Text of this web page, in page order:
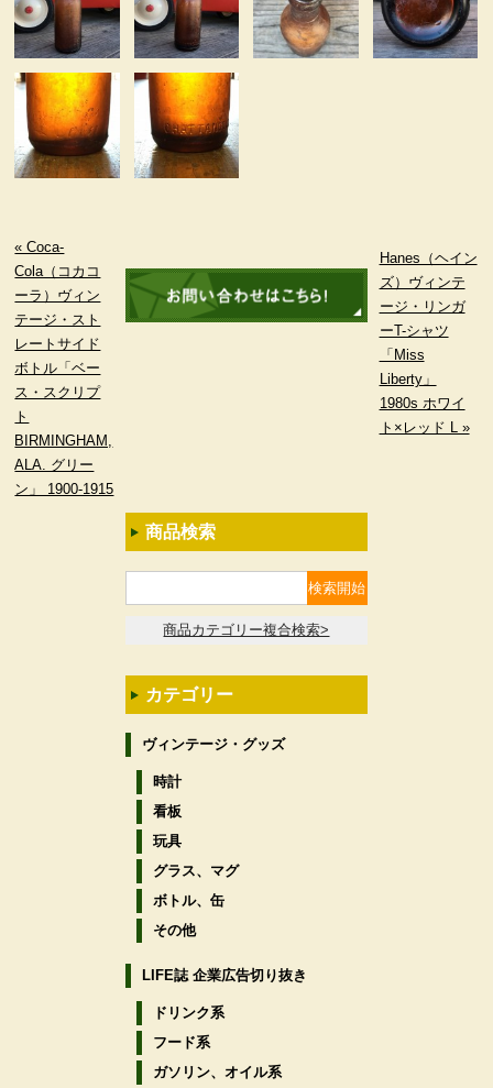
« Coca-
Cola（コカコ
ーラ）ヴィン
テージ・スト
レートサイド
ボトル「ベー
ス・スクリプ
ト
BIRMINGHAM,
ALA. グリー
ン」 1900-1915
Hanes（ヘイン
ズ）ヴィンテ
ージ・リンガ
ーT-シャツ
「Miss
Liberty」
1980s ホワイ
ト×レッド L »
商品検索
商品カテゴリー複合検索>
カテゴリー
ヴィンテージ・グッズ
時計
看板
玩具
グラス、マグ
ボトル、缶
その他
LIFE誌 企業広告切り抜き
ドリンク系
フード系
ガソリン、オイル系